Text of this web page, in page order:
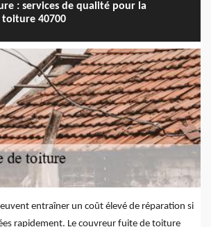
: services de qualité pour la
40700
entraîner un coût élevé de réparation si
rapidement. Le couvreur fuite de toiture